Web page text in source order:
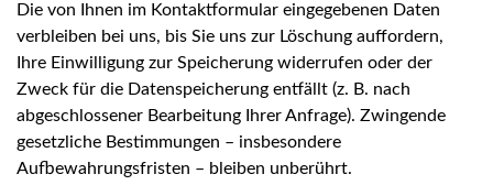
Die von Ihnen im Kontaktformular eingegebenen Daten
verbleiben bei uns, bis Sie uns zur Löschung auffordern,
Ihre Einwilligung zur Speicherung widerrufen oder der
Zweck für die Datenspeicherung entfällt (z. B. nach
abgeschlossener Bearbeitung Ihrer Anfrage). Zwingende
gesetzliche Bestimmungen – insbesondere
Aufbewahrungsfristen – bleiben unberührt.